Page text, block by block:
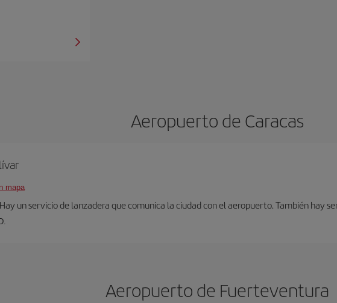
Aeropuerto de Caracas
mapa
Hay un servicio de lanzadera que comunica la ciudad con el aeropuerto. También hay
Aeropuerto de Fuerteventura